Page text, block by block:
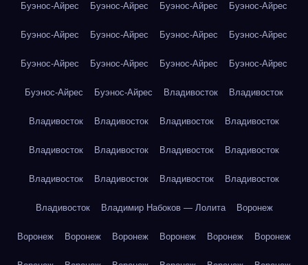
Буэнос-Айрес Буэнос-Айрес Буэнос-Айрес Буэнос-Айрес
Буэнос-Айрес Буэнос-Айрес Буэнос-Айрес Буэнос-Айрес
Буэнос-Айрес Буэнос-Айрес Буэнос-Айрес Буэнос-Айрес
Буэнос-Айрес Буэнос-Айрес Владивосток Владивосток
Владивосток Владивосток Владивосток Владивосток
Владивосток Владивосток Владивосток Владивосток
Владивосток Владивосток Владивосток Владивосток
Владивосток Владимир Набоков — Лолита Воронеж
Воронеж Воронеж Воронеж Воронеж Воронеж Воронеж